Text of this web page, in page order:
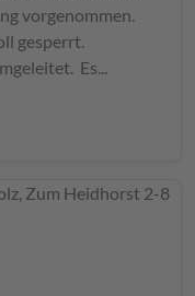
vorgenommen.
gesperrt.
Es...